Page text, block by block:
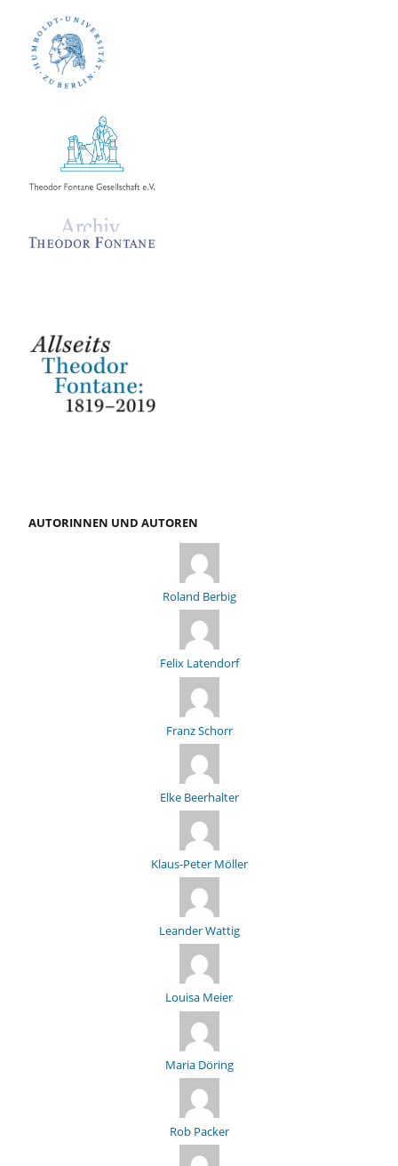
AUTORINNEN UND AUTOREN
Roland Berbig
Felix Latendorf
Franz Schorr
Elke Beerhalter
Klaus-Peter Möller
Leander Wattig
Louisa Meier
Maria Döring
Rob Packer